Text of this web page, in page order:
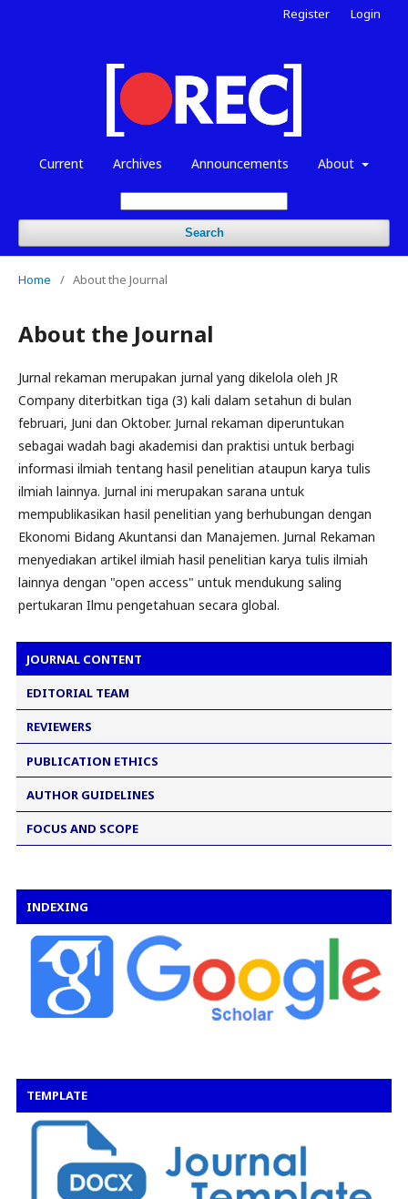
Current Archives Announcements About
Search
Register Login
Home / About the Journal
About the Journal
Jurnal rekaman merupakan jurnal yang dikelola oleh JR
Company diterbitkan tiga (3) kali dalam setahun di bulan
februari, Juni dan Oktober. Jurnal rekaman diperuntukan
sebagai wadah bagi akademisi dan praktisi untuk berbagi
informasi ilmiah tentang hasil penelitian ataupun karya tulis
ilmiah lainnya. Jurnal ini merupakan sarana untuk
mempublikasikan hasil penelitian yang berhubungan dengan
Ekonomi Bidang Akuntansi dan Manajemen. Jurnal Rekaman
menyediakan artikel ilmiah hasil penelitian karya tulis ilmiah
lainnya dengan "open access" untuk mendukung saling
pertukaran Ilmu pengetahuan secara global.
JOURNAL CONTENT
EDITORIAL TEAM
REVIEWERS
PUBLICATION ETHICS
AUTHOR GUIDELINES
FOCUS AND SCOPE
INDEXING
TEMPLATE